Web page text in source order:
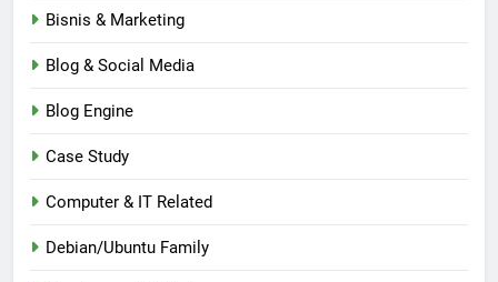
Bisnis & Marketing
Blog & Social Media
Blog Engine
Case Study
Computer & IT Related
Debian/Ubuntu Family